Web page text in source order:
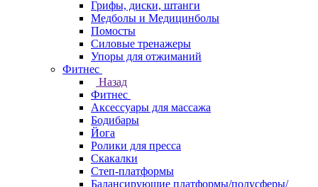
Грифы, диски, штанги
Медболы и Медицинболы
Помосты
Силовые тренажеры
Упоры для отжиманий
Фитнес
Назад
Фитнес
Аксессуары для массажа
Бодибары
Йога
Ролики для пресса
Скакалки
Степ-платформы
Балансирующие платформы/полусферы/